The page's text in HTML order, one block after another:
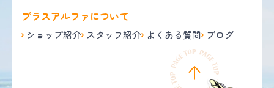
プラスアルファについて
ショップ紹介 スタッフ紹介 よくある質問 ブログ